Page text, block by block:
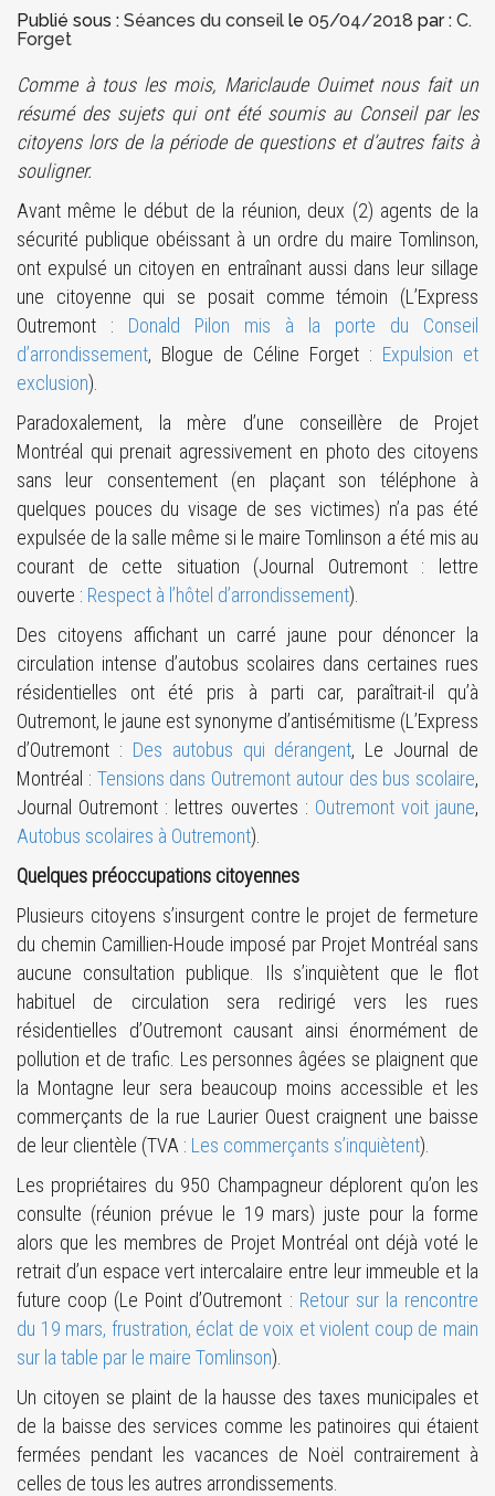
Publié sous : Séances du conseil le 05/04/2018 par : C.
Forget
Comme à tous les mois, Mariclaude Ouimet nous fait un
résumé des sujets qui ont été soumis au Conseil par les
citoyens lors de la période de questions et d’autres faits à
souligner.
Avant même le début de la réunion, deux (2) agents de la
sécurité publique obéissant à un ordre du maire Tomlinson,
ont expulsé un citoyen en entraînant aussi dans leur sillage
une citoyenne qui se posait comme témoin (L’Express
Outremont : Donald Pilon mis à la porte du Conseil
d’arrondissement, Blogue de Céline Forget : Expulsion et
exclusion).
Paradoxalement, la mère d’une conseillère de Projet
Montréal qui prenait agressivement en photo des citoyens
sans leur consentement (en plaçant son téléphone à
quelques pouces du visage de ses victimes) n’a pas été
expulsée de la salle même si le maire Tomlinson a été mis au
courant de cette situation (Journal Outremont : lettre
ouverte : Respect à l’hôtel d’arrondissement).
Des citoyens affichant un carré jaune pour dénoncer la
circulation intense d’autobus scolaires dans certaines rues
résidentielles ont été pris à parti car, paraîtrait-il qu’à
Outremont, le jaune est synonyme d’antisémitisme (L’Express
d’Outremont : Des autobus qui dérangent, Le Journal de
Montréal : Tensions dans Outremont autour des bus scolaire,
Journal Outremont : lettres ouvertes : Outremont voit jaune,
Autobus scolaires à Outremont).
Quelques préoccupations citoyennes
Plusieurs citoyens s’insurgent contre le projet de fermeture
du chemin Camillien-Houde imposé par Projet Montréal sans
aucune consultation publique. Ils s’inquiètent que le flot
habituel de circulation sera redirigé vers les rues
résidentielles d’Outremont causant ainsi énormément de
pollution et de trafic. Les personnes âgées se plaignent que
la Montagne leur sera beaucoup moins accessible et les
commerçants de la rue Laurier Ouest craignent une baisse
de leur clientèle (TVA : Les commerçants s’inquiètent).
Les propriétaires du 950 Champagneur déplorent qu’on les
consulte (réunion prévue le 19 mars) juste pour la forme
alors que les membres de Projet Montréal ont déjà voté le
retrait d’un espace vert intercalaire entre leur immeuble et la
future coop (Le Point d’Outremont : Retour sur la rencontre
du 19 mars, frustration, éclat de voix et violent coup de main
sur la table par le maire Tomlinson).
Un citoyen se plaint de la hausse des taxes municipales et
de la baisse des services comme les patinoires qui étaient
fermées pendant les vacances de Noël contrairement à
celles de tous les autres arrondissements.